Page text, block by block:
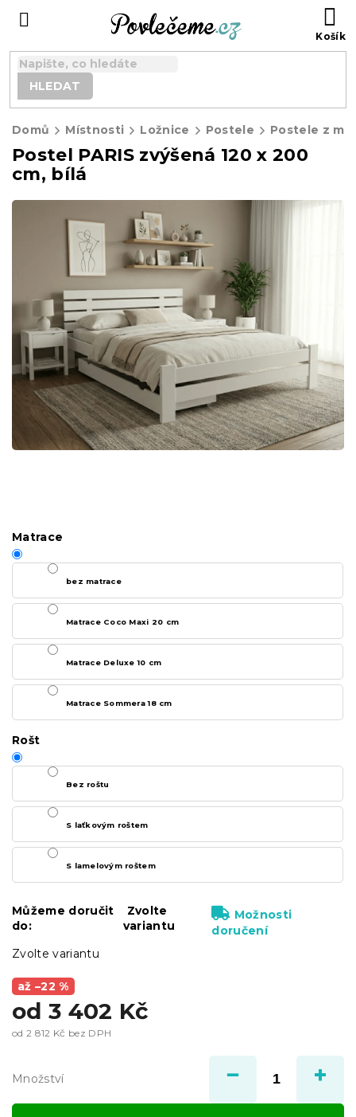
HLEDAT
Domů Místnosti Ložnice Postele Postele z
Postel PARIS zvýšená 120 x 200
cm, bílá
až –22 %
od 3 402 Kč
od 2 812 Kč bez DPH
Zvolte variantu
Matrace
bez matrace
Matrace Coco Maxi 20 cm
Matrace Deluxe 10 cm
Matrace Sommera 18 cm
Rošt
Bez roštu
S laťkovým roštem
S lamelovým roštem
Můžeme doručit
do:
Zvolte
variantu
Možnosti
doručení
Množství